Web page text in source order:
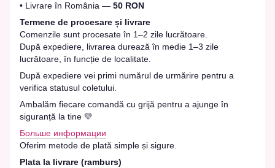
• Livrare în România — 50 RON
Termene de procesare și livrare
Comenzile sunt procesate în 1–2 zile lucrătoare.
După expediere, livrarea durează în medie 1–3 zile
lucrătoare, în funcție de localitate.
După expediere vei primi numărul de urmărire pentru a
verifica statusul coletului.
Ambalăm fiecare comandă cu grijă pentru a ajunge în
siguranță la tine 💛
Больше информации
Oferim metode de plată simple și sigure.
Plata la livrare (ramburs)